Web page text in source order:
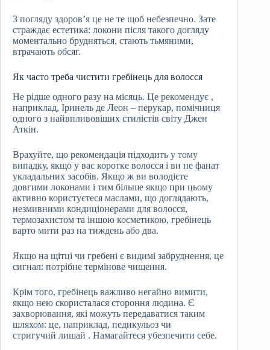
З погляду здоров’я це не те щоб небезпечно. Зате
страждає естетика: локони після такого догляду
моментально брудняться, стають тьмяними,
втрачають обсяг.
Як часто треба чистити гребінець для волосся
Не рідше одного разу на місяць. Це рекомендує ,
наприклад, Іринель де Леон – перукар, помічниця
одного з найвпливовіших стилістів світу Джен
Аткін.
Врахуйте, що рекомендація підходить у тому
випадку, якщо у вас коротке волосся і ви не фанат
укладальних засобів. Якщо ж ви володієте
довгими локонами і тим більше якщо при цьому
активно користуєтеся маслами, що доглядають,
незмивними кондиціонерами для волосся,
термозахистом та іншою косметикою, гребінець
варто мити раз на тиждень або два.
Якщо на щітці чи гребені є видимі забруднення, це
сигнал: потрібне термінове чищення.
Крім того, гребінець важливо негайно вимити,
якщо нею скористалася стороння людина. Є
захворювання, які можуть передаватися таким
шляхом: це, наприклад, педикульоз чи
стригучий лишай . Намагайтеся убезпечити себе.